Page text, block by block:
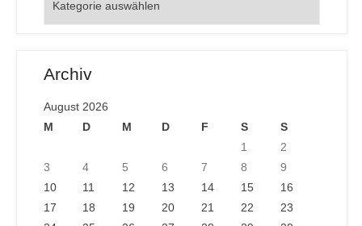
Archiv
August 2026
M
D M D F S
S
1
2
3
4 5 6 7 8
9
10
11 12 13 14 15
16
17
18 19 20 21 22
23